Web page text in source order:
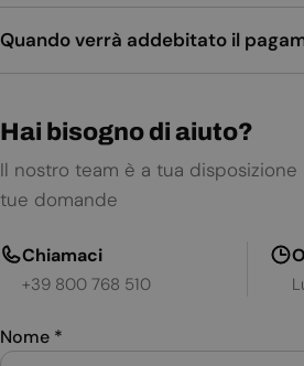
Quando verrà addebitato il
Hai bisogno di aiuto?
Il nostro team è a tua
tue domande
Chiamaci
+39 800 768 510
Nome *